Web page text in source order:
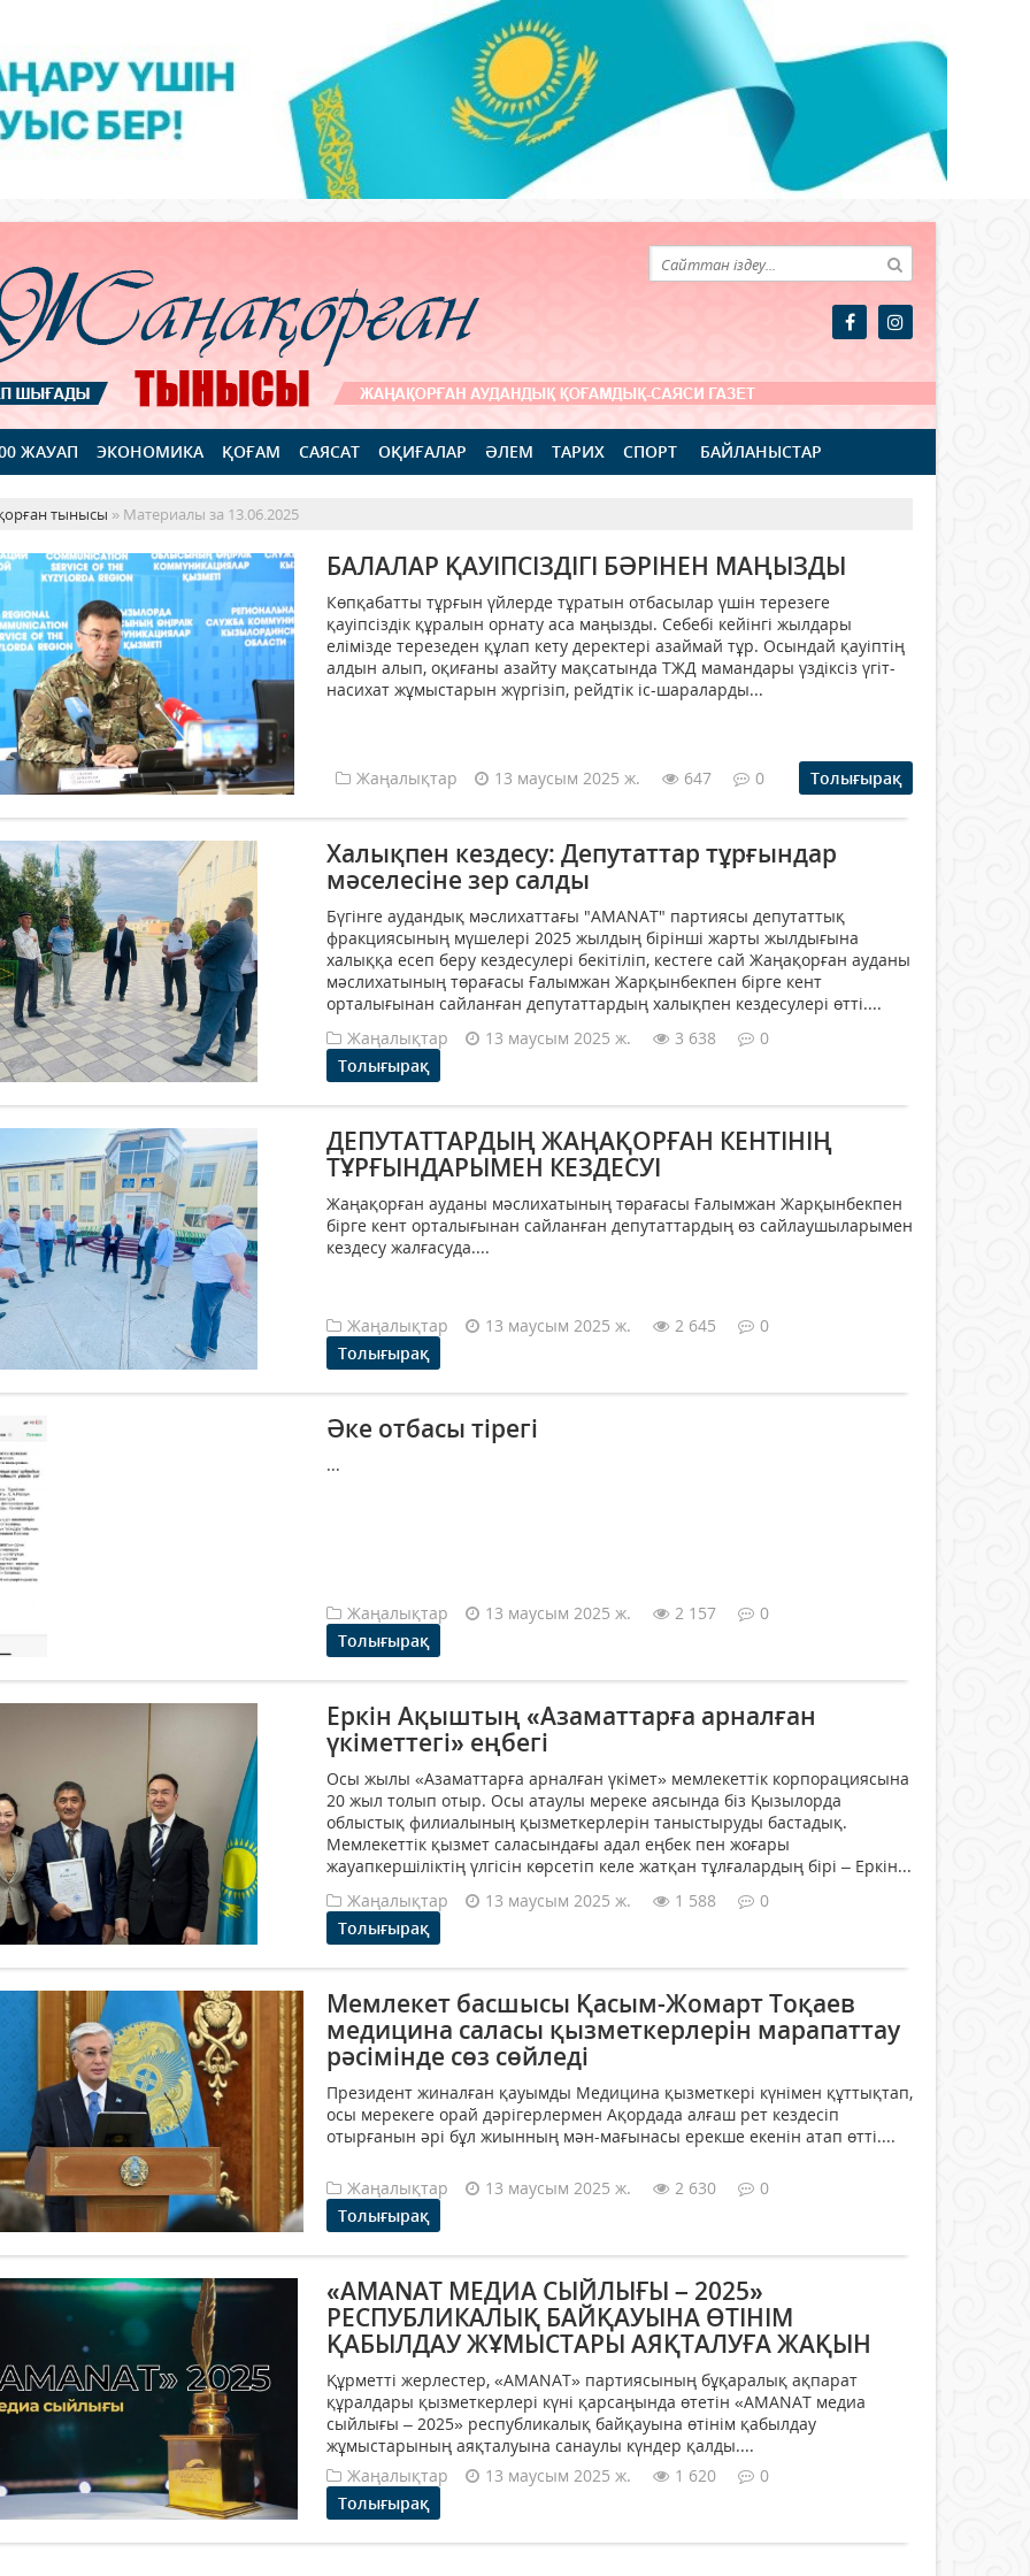
ЖАУАП ЭКОНОМИКА ҚОҒАМ САЯСАТ ОҚИҒАЛАР ӘЛЕМ ТАРИХ СПОРТ БАЙЛАНЫСТАР
тынысы » Материалы за 13.06.2025
БАЛАЛАР ҚАУІПСІЗДІГІ БӘРІНЕН МАҢЫЗДЫ
Көпқабатты тұрғын үйлерде тұратын отбасылар үшін терезеге
қауіпсіздік құралын орнату аса маңызды. Себебі кейінгі жылдары
елімізде терезеден құлап кету деректері азаймай тұр. Осындай қауіптің
алдын алып, оқиғаны азайту мақсатында ТЖД мамандары үздіксіз үгіт-
насихат жұмыстарын жүргізіп, рейдтік іс-шараларды...
Жаңалықтар 13 маусым 2025 ж. 647 0 Толығырақ
Халықпен кездесу: Депутаттар тұрғындар
мәселесіне зер салды
Бүгінге аудандық мәслихаттағы "AMANAT" партиясы депутаттық
фракциясының мүшелері 2025 жылдың бірінші жарты жылдығына
халыққа есеп беру кездесулері бекітіліп, кестеге сай Жаңақорған ауданы
мәслихатының төрағасы Ғалымжан Жарқынбекпен бірге кент
орталығынан сайланған депутаттардың халықпен кездесулері өтті....
Жаңалықтар
13 маусым 2025 ж. 3 638
0
Толығырақ
ДЕПУТАТТАРДЫҢ ЖАҢАҚОРҒАН КЕНТІНІҢ
ТҰРҒЫНДАРЫМЕН КЕЗДЕСУІ
Жаңақорған ауданы мәслихатының төрағасы Ғалымжан Жарқынбекпен
бірге кент орталығынан сайланған депутаттардың өз сайлаушыларымен
кездесу жалғасуда....
Жаңалықтар 13 маусым 2025 ж. 2 645
0
Толығырақ
Әке отбасы тірегі
...
Жаңалықтар 13 маусым 2025 ж. 2 157
0
Толығырақ
Еркін Ақыштың «Азаматтарға арналған
үкіметтегі» еңбегі
Осы жылы «Азаматтарға арналған үкімет» мемлекеттік корпорациясына
20 жыл толып отыр. Осы атаулы мереке аясында біз Қызылорда
облыстық филиалының қызметкерлерін таныстыруды бастадық.
Мемлекеттік қызмет саласындағы адал еңбек пен жоғары
жауапкершіліктің үлгісін көрсетіп келе жатқан тұлғалардың бірі – Еркін...
Жаңалықтар
13 маусым 2025 ж. 1 588
0
Толығырақ
Мемлекет басшысы Қасым-Жомарт Тоқаев
медицина саласы қызметкерлерін марапаттау
рәсімінде сөз сөйледі
Президент жиналған қауымды Медицина қызметкері күнімен құттықтап,
осы мерекеге орай дәрігерлермен Ақордада алғаш рет кездесіп
отырғанын әрі бұл жиынның мән-мағынасы ерекше екенін атап өтті....
Жаңалықтар 13 маусым 2025 ж. 2 630
0
Толығырақ
«AMANAT МЕДИА СЫЙЛЫҒЫ – 2025»
РЕСПУБЛИКАЛЫҚ БАЙҚАУЫНА ӨТІНІМ
ҚАБЫЛДАУ ЖҰМЫСТАРЫ АЯҚТАЛУҒА ЖАҚЫН
Құрметті жерлестер, «AMANAT» партиясының бұқаралық ақпарат
құралдары қызметкерлері күні қарсаңында өтетін «AMANAT медиа
сыйлығы – 2025» республикалық байқауына өтінім қабылдау
жұмыстарының аяқталуына санаулы күндер қалды....
Жаңалықтар
13 маусым 2025 ж. 1 620
0
Толығырақ